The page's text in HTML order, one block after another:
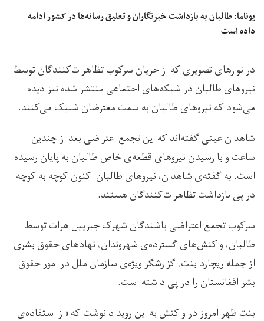
یوناما: طالبان به بازداشت خبرنگاران و تعلیق رسانه‌ها در کشور ادامه
داده است
در نوارهای تصویری که از جریان سرکوب تظاهرات‌کنندگان توسط
نیروهای طالبان در شبکه‌های اجتماعی منتشر شده نیز دیده
می‌شود که نیروهای طالبان به سمت معترضان شلیک می‌کنند.
شاهدان عینی گفته‌اند که این تجمع اعتراضی بعد از چندین
ساعت و با رسیدن نیروهای قطعه‌ی خاص طالبان به پایان رسیده
است. به گفته‌ی شاهدان، نیروهای طالبان اکنون کوچه به کوچه
در پی بازداشت تظاهرات‌کنندگان هستند.
سرکوب تجمع اعتراضی باشندگان شهرک جبرییل هرات توسط
طالبان، واکنش‌های گسترده‌ی شهروندان، نهادهای حقوق بشری
از جمله ریچارد بنت، گزارشگر ویژه‌ی سازمان ملل در امور حقوق
بشر افغانستان را در پی داشته است.
بنت ظهر امروز در واکنش به این رویداد نوشت که «از استفاده‌ی